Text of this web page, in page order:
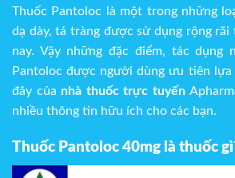
Thuốc Pantoloc là một trong những
dạ dày, tá tràng được sử dụng rộng
nay. Vậy những đặc điểm, tác dụng
Pantoloc được người dùng ưu tiên
đây của nhà thuốc trực tuyến
nhiều thông tin hữu ích cho các bạn.
Thuốc Pantoloc 40mg là thuốc